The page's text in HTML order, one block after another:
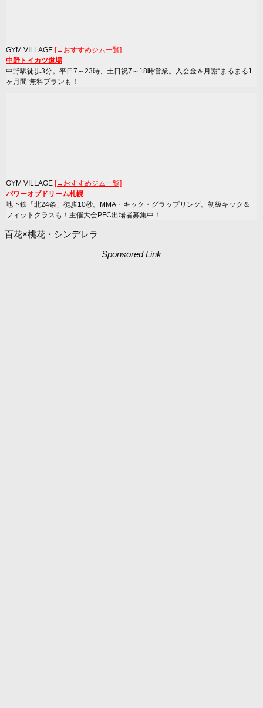
GYM VILLAGE [→おすすめジム一覧]
中野トイカツ道場
中野駅徒歩3分。平日7～23時、土日祝7～18時営業。入会金＆月謝“まるまる1
ヶ月間”無料プランも！
GYM VILLAGE [→おすすめジム一覧]
パワーオブドリーム札幌
地下鉄「北24条」徒歩10秒。MMA・キック・グラップリング。初級キック＆
フィットクラスも！主催大会PFC出場者募集中！
百花×桃花・シンデレラ
Sponsored Link